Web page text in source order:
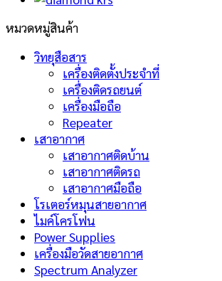
หมวดหมู่สินค้า
วิทยุสือสาร
เครื่องติดตั้งประจำที่
เครื่องติดรถยนต์
เครื่องมือถือ
Repeater
เสาอากาศ
เสาอากาศติดบ้าน
เสาอากาศติดรถ
เสาอากาศมือถือ
โรเตอร์หมุนสายอากาศ
ไมค์โครโฟน
Power Supplies
เครื่องมือวัดสายอากาศ
Spectrum Analyzer